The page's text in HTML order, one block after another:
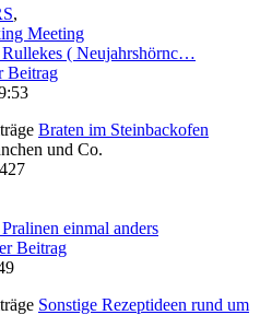
,
Meeting
Rullekes ( Neujahrshörnc…
Beitrag
Braten im Steinbackofen
und Co.
einmal anders
Beitrag
Sonstige Rezeptideen rund um